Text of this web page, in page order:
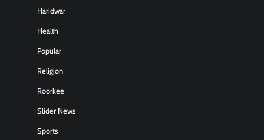
Haridwar
Health
Popular
Religion
Roorkee
Slider News
Sports